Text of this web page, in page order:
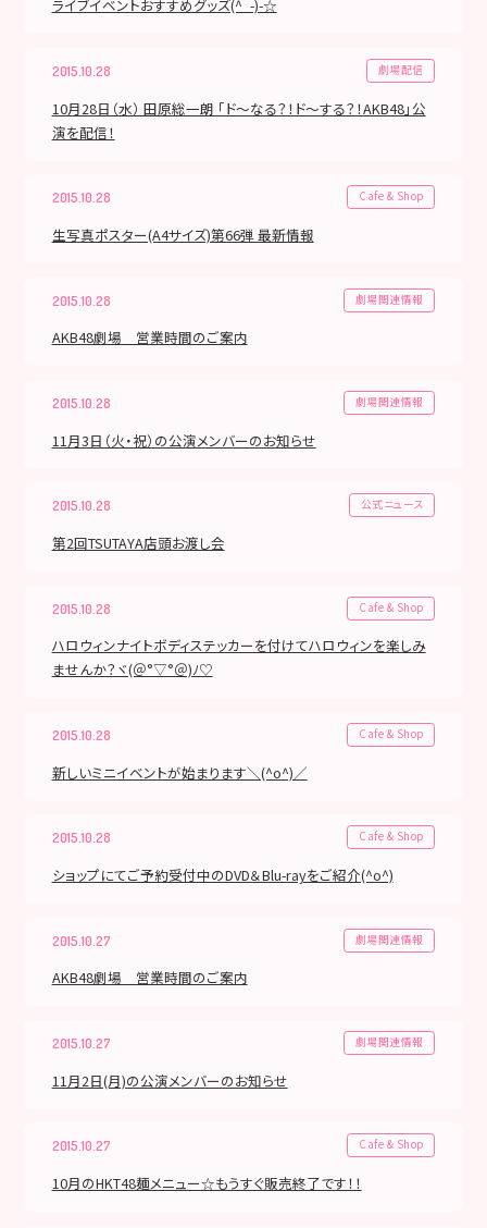
ライブイベントおすすめグッズ(^_-)-☆
2015.10.28 劇場配信
10月28日（水） 田原総一朗 「ド～なる？！ド～する？！AKB48」公
演を配信！
2015.10.28 Cafe & Shop
生写真ポスター(A4サイズ)第66弾 最新情報
2015.10.28 劇場関連情報
AKB48劇場 営業時間のご案内
2015.10.28 劇場関連情報
11月3日（火・祝）の公演メンバーのお知らせ
2015.10.28 公式ニュース
第2回TSUTAYA店頭お渡し会
2015.10.28 Cafe & Shop
ハロウィンナイトボディステッカーを付けてハロウィンを楽しみ
ませんか？ヾ(＠°▽°＠)ﾉ♡
2015.10.28 Cafe & Shop
新しいミニイベントが始まります＼(^o^)／
2015.10.28 Cafe & Shop
ショップにてご予約受付中のDVD＆Blu-rayをご紹介(^o^)
2015.10.27 劇場関連情報
AKB48劇場 営業時間のご案内
2015.10.27 劇場関連情報
11月2日(月)の公演メンバーのお知らせ
2015.10.27 Cafe & Shop
10月のHKT48麺メニュー☆もうすぐ販売終了です！！